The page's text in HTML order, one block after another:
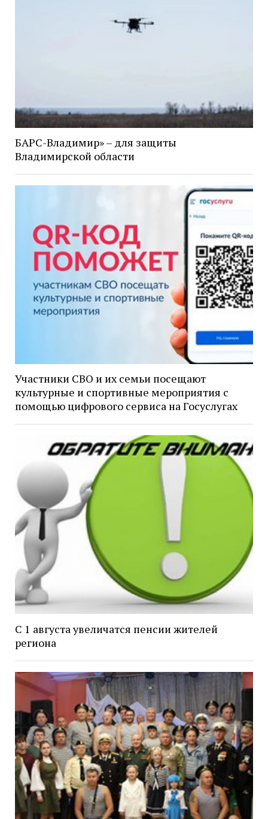
БАРС-Владимир» – для защиты
Владимирской области
Участники СВО и их семьи посещают
культурные и спортивные мероприятия с
помощью цифрового сервиса на Госуслугах
С 1 августа увеличатся пенсии жителей
региона